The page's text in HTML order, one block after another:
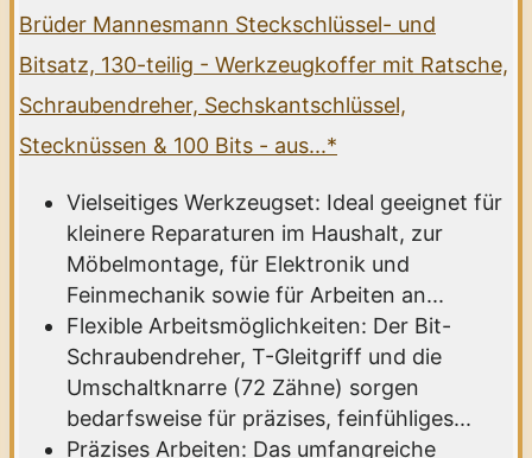
Brüder Mannesmann Steckschlüssel- und
Bitsatz, 130-teilig - Werkzeugkoffer mit Ratsche,
Schraubendreher, Sechskantschlüssel,
Stecknüssen & 100 Bits - aus...*
Vielseitiges Werkzeugset: Ideal geeignet für
kleinere Reparaturen im Haushalt, zur
Möbelmontage, für Elektronik und
Feinmechanik sowie für Arbeiten an...
Flexible Arbeitsmöglichkeiten: Der Bit-
Schraubendreher, T-Gleitgriff und die
Umschaltknarre (72 Zähne) sorgen
bedarfsweise für präzises, feinfühliges...
Präzises Arbeiten: Das umfangreiche